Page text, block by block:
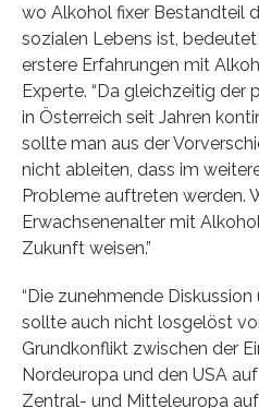
wo Alkohol fixer Bestandteil
sozialen Lebens ist,
erstere Erfahrungen mit
Experte. “Da gleichzeitig
in Österreich seit Jahren
sollte man aus der
nicht ableiten, dass im
Probleme auftreten werden.
Erwachsenenalter mit
Zukunft weisen.”
“Die zunehmende
sollte auch nicht losgelöst
Grundkonflikt zwischen der
Nordeuropa und den USA
Zentral- und Mitteleuropa